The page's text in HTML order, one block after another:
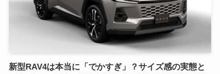
新型RAV4は本当に「でかすぎ」？サイズ感の実態と